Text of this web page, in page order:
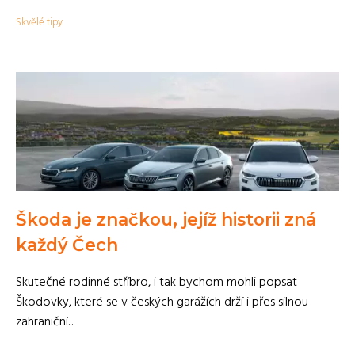
Skvělé tipy
Škoda je značkou, jejíž historii zná
každý Čech
Skutečné rodinné stříbro, i tak bychom mohli popsat
Škodovky, které se v českých garážích drží i přes silnou
zahraniční...